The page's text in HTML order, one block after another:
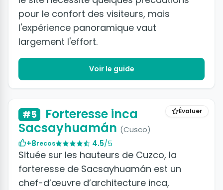
pour le confort des visiteurs, mais
l'expérience panoramique vaut
largement l'effort.
Voir le guide
Évaluer
#5
Forteresse inca
Sacsayhuamán (Cusco)
+8recos 4.5/5
Située sur les hauteurs de Cuzco, la
forteresse de Sacsayhuamán est un
chef-d’œuvre d’architecture inca,